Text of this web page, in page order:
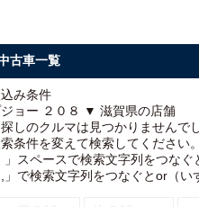
古車一覧
み条件
ョー ２０８ ▼ 滋賀県の店舗
しのクルマは見つかりませんでし
条件を変えて検索してください。
」スペースで検索文字列をつな
,」で検索文字列をつなぐとor（